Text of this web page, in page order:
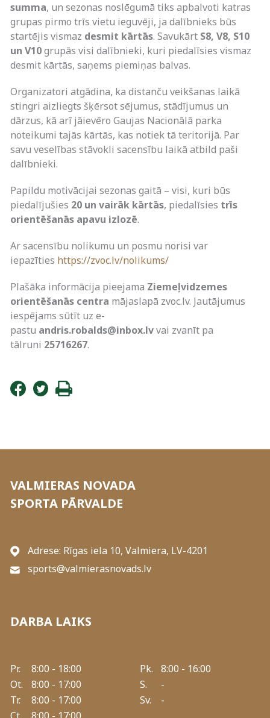
summa, un sezonas noslēgumā tiks apbalvoti katras
grupas pirmo trīs vietu ieguvēji, ja dalībnieks būs
startējis vismaz desmit kārtās. Savukārt S8, V8, S10
un V10grupās visi dalībnieki, kuri piedalīsies vismaz
desmit kārtās, saņems piemiņas balvas.
Organizatori atgādina, ka distanču veikšanas laikā
stingri aizliegts šķērsot sējumus, stādījumus un
dārzus, kā arī jāievēro Gaujas Nacionālā parka
noteikumi tajās kārtās, kas notiek tā teritorijā. Par
savu veselības stāvokli sacensību laikā atbild paši
dalībnieki.
Papildu motivācijai sezonas gaitā – visi, kuri būs
piedalījušies 20 un vairāk kārtās, piedalīsies trīs
orientēšanās apavu izlozē.
Ar sacensību nolikumu un posmu norisi var
iepazīties https://zvoc.lv/nolikums/
Plašāka informācija pieejama Ziemeļvidzemes
orientēšanās centra mājaslapā zvoc.lv. Jautājumus
iespējams sūtīt uz e-
pastu andris.robalds@inbox.lvvai zvanīt pa
tālruni 25716267.
VALMIERAS NOVADA
SPORTA PĀRVALDE
Adrese: Rīgas iela 10, Valmiera, LV-4201
sports@valmierasnovads.lv
DARBA LAIKS
Pr.
8:00 - 18:00
Ot.
8:00 - 17:00
Tr.
8:00 - 17:00
Pk.
8:00 - 16:00
S.
-
Sv.
-